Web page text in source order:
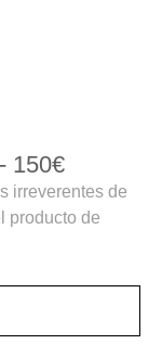
150€
irreverentes de
producto de